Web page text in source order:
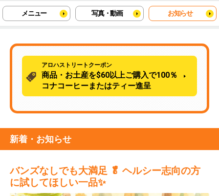
メニュー 写真・動画 お知らせ
アロハストリートクーポン
商品・お土産を$60以上ご購入で100％
コナコーヒーまたはティー進呈
新着・お知らせ
バンズなしでも大満足 🥬 ヘルシー志向の方
に試してほしい一品✨